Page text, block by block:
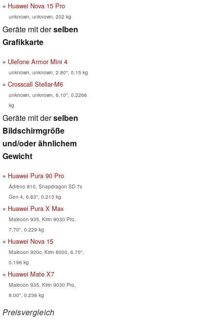
Huawei Nova 15 Pro
unknown, unknown, 202 kg
Geräte mit derselben
Grafikkarte
Ulefone Armor Mini 4
unknown, unknown, 2.80", 0.15 kg
Crosscall Stellar-M6
unknown, unknown, 6.10", 0.2266
kg
Geräte mit derselben
Bildschirmgröße
und/oder ähnlichem
Gewicht
Huawei Pura 90 Pro
Adreno 810, Snapdragon SD 7s
Gen 4, 6.83", 0.213 kg
Huawei Pura X Max
Maleoon 935, Kirin 9030 Pro,
7.70", 0.229 kg
Huawei Nova 15
Maleoon 920c, Kirin 8000, 6.70",
0.196 kg
Huawei Mate X7
Maleoon 935, Kirin 9030 Pro,
8.00", 0.236 kg
Preisvergleich